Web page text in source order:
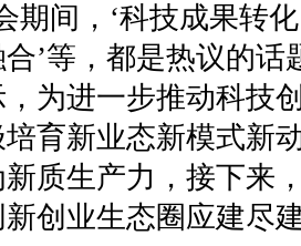
期间，‘科技成果转
’等，都是热议的话
为进一步推动科技
育新业态新模式新
质生产力，接下来
创业生态圈应建尽